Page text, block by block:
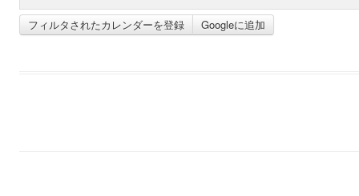
フィルタされたカレンダーを登録 Googleに追加